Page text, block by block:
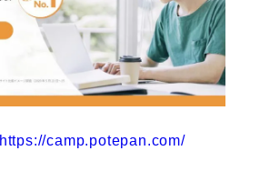
https://camp.potepan.com/